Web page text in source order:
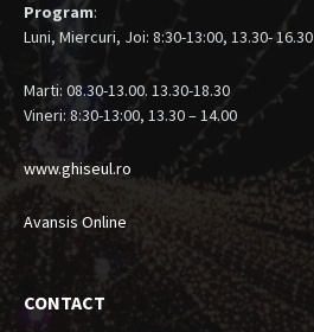
Program:
Luni, Miercuri, Joi: 8:30-13:00, 13.30- 16.30
Marti: 08.30-13.00. 13.30-18.30
Vineri: 8:30-13:00, 13.30 – 14.00
www.ghiseul.ro
Avansis Online
CONTACT